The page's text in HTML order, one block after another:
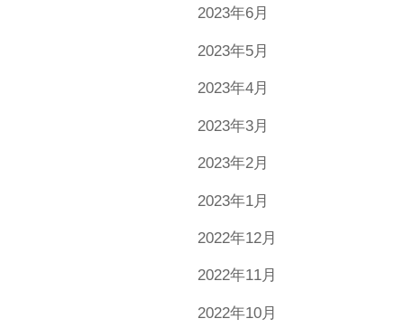
2023年6月
2023年5月
2023年4月
2023年3月
2023年2月
2023年1月
2022年12月
2022年11月
2022年10月